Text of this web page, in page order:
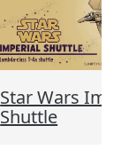
Star Wars
Shuttle